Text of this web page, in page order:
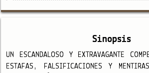
Sinopsis
UN ESCANDALOSO Y EXTRAVAGANTE
ESTAFAS, FALSIFICACIONES Y